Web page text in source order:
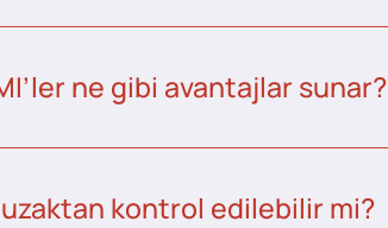
ne gibi avantajlar sunar?
kontrol edilebilir mi?